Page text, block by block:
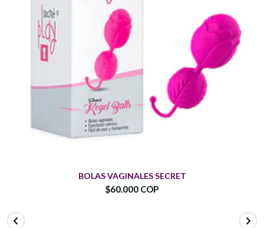
BOLAS VAGINALES SECRET
$60.000 COP